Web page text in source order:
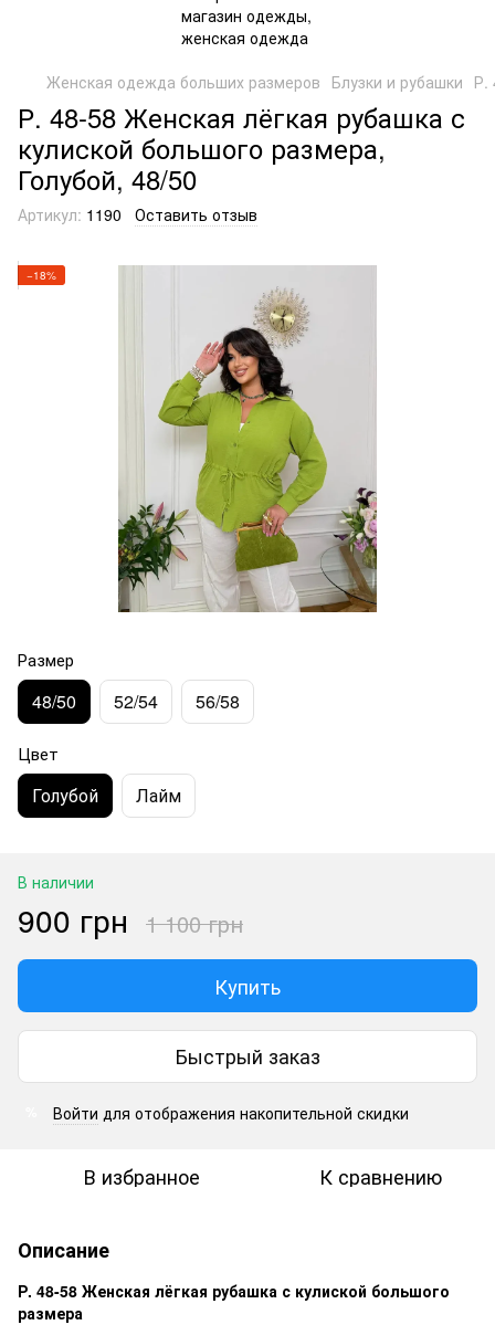
Женская одежда больших размеров Блузки и рубашки Р.
Р. 48-58 Женская лёгкая рубашка с
кулиской большого размера,
Голубой, 48/50
Артикул: 1190 Оставить отзыв
−18%
Размер
48/50 52/54 56/58
Цвет
Голубой Лайм
В наличии
900 грн 1 100 грн
Купить
Быстрый заказ
Войти для отображения накопительной скидки
В избранное К сравнению
Описание
Р. 48-58 Женская лёгкая рубашка с кулиской большого
размера